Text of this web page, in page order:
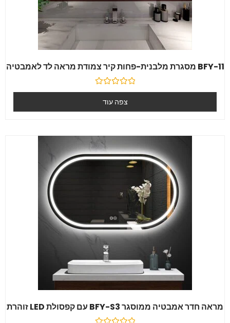
BFY-11 מסגרת מלבנית-פחות קיר צמודת מראה לד לאמבטיה
דורג
5
צפה עוד
מראה חדר אמבטיה ממוסגר BFY-S3 עם קפסולת LED זוהרת